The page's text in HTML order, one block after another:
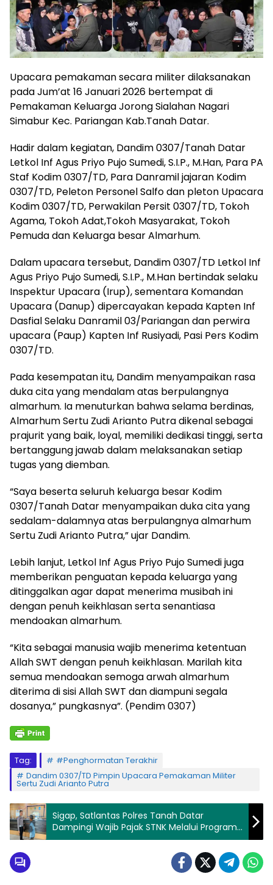
Upacara pemakaman secara militer dilaksanakan
pada Jum’at 16 Januari 2026 bertempat di
Pemakaman Keluarga Jorong Sialahan Nagari
Simabur Kec. Pariangan Kab.Tanah Datar.
Hadir dalam kegiatan, Dandim 0307/Tanah Datar
Letkol Inf Agus Priyo Pujo Sumedi, S.I.P., M.Han, Para PA
Staf Kodim 0307/TD, Para Danramil jajaran Kodim
0307/TD, Peleton Personel Salfo dan pleton Upacara
Kodim 0307/TD, Perwakilan Persit 0307/TD, Tokoh
Agama, Tokoh Adat,Tokoh Masyarakat, Tokoh
Pemuda dan Keluarga besar Almarhum.
Dalam upacara tersebut, Dandim 0307/TD Letkol Inf
Agus Priyo Pujo Sumedi, S.I.P., M.Han bertindak selaku
Inspektur Upacara (Irup), sementara Komandan
Upacara (Danup) dipercayakan kepada Kapten Inf
Dasfial Selaku Danramil 03/Pariangan dan perwira
upacara (Paup) Kapten Inf Rusiyadi, Pasi Pers Kodim
0307/TD.
Pada kesempatan itu, Dandim menyampaikan rasa
duka cita yang mendalam atas berpulangnya
almarhum. Ia menuturkan bahwa selama berdinas,
Almarhum Sertu Zudi Arianto Putra dikenal sebagai
prajurit yang baik, loyal, memiliki dedikasi tinggi, serta
bertanggung jawab dalam melaksanakan setiap
tugas yang diemban.
“Saya beserta seluruh keluarga besar Kodim
0307/Tanah Datar menyampaikan duka cita yang
sedalam-dalamnya atas berpulangnya almarhum
Sertu Zudi Arianto Putra,” ujar Dandim.
Lebih lanjut, Letkol Inf Agus Priyo Pujo Sumedi juga
memberikan penguatan kepada keluarga yang
ditinggalkan agar dapat menerima musibah ini
dengan penuh keikhlasan serta senantiasa
mendoakan almarhum.
“Kita sebagai manusia wajib menerima ketentuan
Allah SWT dengan penuh keikhlasan. Marilah kita
semua mendoakan semoga arwah almarhum
diterima di sisi Allah SWT dan diampuni segala
dosanya,” pungkasnya”. (Pendim 0307)
Tag:
#Penghormatan Terakhir
Dandim 0307/TD Pimpin Upacara Pemakaman Militer
Sertu Zudi Arianto Putra
Sigap, Satlantas Polres Tanah Datar
Dampingi Wajib Pajak STNK Melalui Program
“Polantas Menyapa”